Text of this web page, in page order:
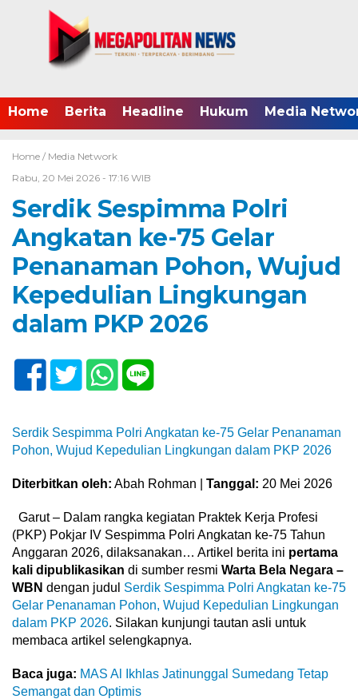
Home Berita Headline Hukum Media
Home / Media Network
Rabu, 20 Mei 2026 - 17:16 WIB
Serdik Sespimma Polri
Angkatan ke-75 Gelar
Penanaman Pohon, Wujud
Kepedulian Lingkungan
dalam PKP 2026
Serdik Sespimma Polri Angkatan ke-75 Gelar Penanaman
Pohon, Wujud Kepedulian Lingkungan dalam PKP 2026
Diterbitkan oleh: Abah Rohman | Tanggal: 20 Mei 2026
Garut – Dalam rangka kegiatan Praktek Kerja Profesi
(PKP) Pokjar IV Sespimma Polri Angkatan ke-75 Tahun
Anggaran 2026, dilaksanakan… Artikel berita ini pertama
kali dipublikasikan di sumber resmi Warta Bela Negara –
WBN dengan judul Serdik Sespimma Polri Angkatan ke-75
Gelar Penanaman Pohon, Wujud Kepedulian Lingkungan
dalam PKP 2026. Silakan kunjungi tautan asli untuk
membaca artikel selengkapnya.
Baca juga: MAS Al Ikhlas Jatinunggal Sumedang Tetap
Semangat dan Optimis